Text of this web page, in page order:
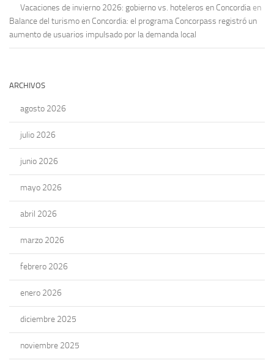
Vacaciones de invierno 2026: gobierno vs. hoteleros en Concordia en
Balance del turismo en Concordia: el programa Concorpass registró un
aumento de usuarios impulsado por la demanda local
ARCHIVOS
agosto 2026
julio 2026
junio 2026
mayo 2026
abril 2026
marzo 2026
febrero 2026
enero 2026
diciembre 2025
noviembre 2025